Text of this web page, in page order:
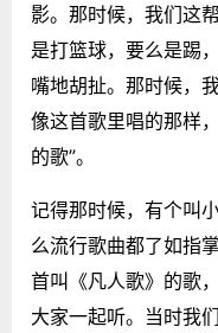
影。那时候，我们这
是打篮球，要么是踢
嘴地胡扯。那时候，
像这首歌里唱的那样
的歌”。
记得那时候，有个叫
么流行歌曲都了如指
首叫《凡人歌》的歌
大家一起听。当时我